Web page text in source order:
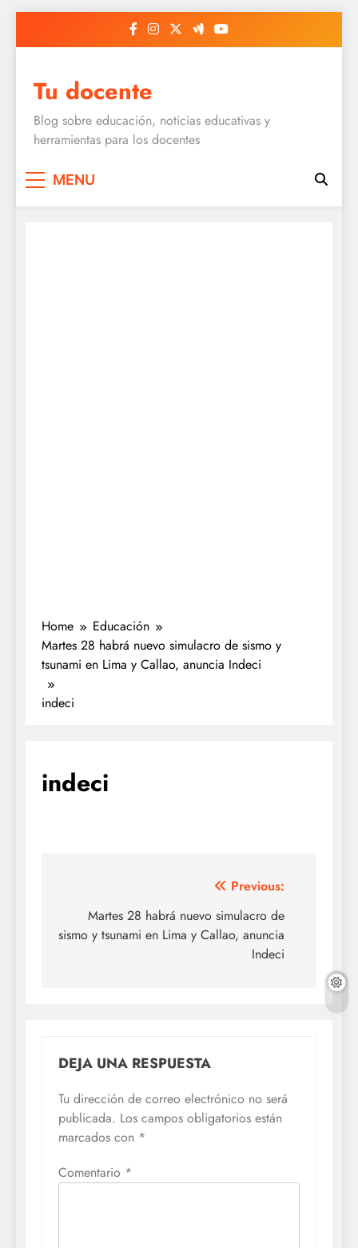
Tu docente
Blog sobre educación, noticias educativas y
herramientas para los docentes
MENU
Home
Educación
Martes 28 habrá nuevo simulacro de sismo y
tsunami en Lima y Callao, anuncia Indeci
indeci
indeci
entradas
Previous:
Martes 28 habrá nuevo simulacro de
sismo y tsunami en Lima y Callao, anuncia
Indeci
DEJA UNA RESPUESTA
Tu dirección de correo electrónico no será
publicada. Los campos obligatorios están
marcados con *
Comentario *